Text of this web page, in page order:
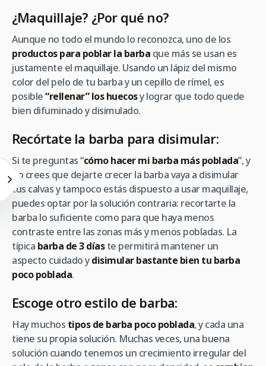
¿Maquillaje? ¿Por qué no?
Aunque no todo el mundo lo reconozca, uno de los
productos para poblar la barba que más se usan es
justamente el maquillaje. Usando un lápiz del mismo
color del pelo de tu barba y un cepillo de rímel, es
posible“rellenar” los huecosy lograr que todo quede
bien difuminado y disimulado.
Recórtate la barba para disimular:
Si te preguntas “cómo hacer mi barba más poblada”, y
no crees que dejarte crecer la barba vaya a disimular
tus calvas y tampoco estás dispuesto a usar maquillaje,
puedes optar por la solución contraria: recortarte la
barba lo suficiente como para que haya menos
contraste entre las zonas más y menos pobladas. La
típica barba de 3 díaste permitirá mantener un
aspecto cuidado ydisimular bastante bien tu barba
poco poblada.
Escoge otro estilo de barba:
Hay muchos tipos de barba poco poblada, y cada una
tiene su propia solución. Muchas veces, una buena
solución cuando tenemos un crecimiento irregular del